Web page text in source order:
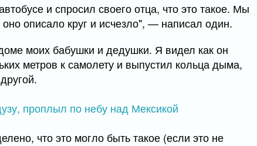
и спросил своего отца, что это такое. Мы
описало круг и исчезло", — написал один.
моих бабушки и дедушки. Я видел как он
метров к самолету и выпустил кольца дыма,
что это могло быть такое (если это не